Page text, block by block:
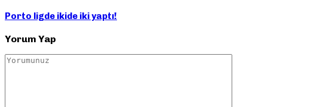
Porto ligde ikide iki yaptı!
Yorum Yap